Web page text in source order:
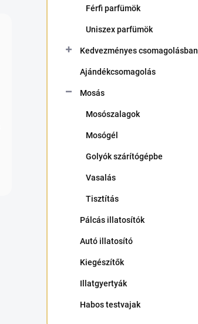
Férfi parfümök
Uniszex parfümök
Kedvezményes csomagolásban
Ajándékcsomagolás
Mosás
Mosószalagok
Mosógél
Golyók szárítógépbe
Vasalás
Tisztítás
Pálcás illatosítók
Autó illatosító
Kiegészítők
Illatgyertyák
Habos testvajak